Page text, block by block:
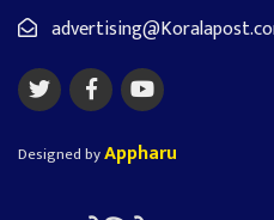
Designed byAppharu